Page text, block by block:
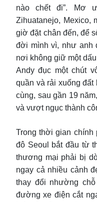
nào chết đi”. Mơ
Zihuatanejo, Mexico,
giờ đặt chân đến, để
đời mình vì, như anh
nơi không giữ một
Andy đục một chút
quần và rải xuống đất
cùng, sau gần 19
và vượt ngục thành
Trong thời gian chính
đô Seoul bắt đầu từ
thương mại phải bị
ngay cả nhiều cảnh
thay đổi nhường
đường xe điện cắt